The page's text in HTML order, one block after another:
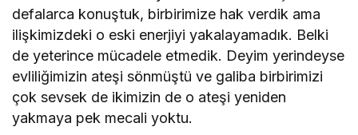
defalarca konuştuk, birbirimize hak verdik ama
ilişkimizdeki o eski enerjiyi yakalayamadık. Belki
de yeterince mücadele etmedik. Deyim yerindeyse
evliliğimizin ateşi sönmüştü ve galiba birbirimizi
çok sevsek de ikimizin de o ateşi yeniden
yakmaya pek mecali yoktu.